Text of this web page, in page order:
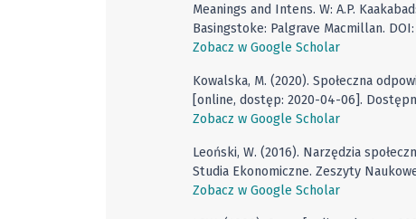
Meanings and Intens. W: A.P.
Basingstoke: Palgrave Macmillan.
Zobacz w Google Scholar
Kowalska, M. (2020). Społeczna
[online, dostęp: 2020-04-06].
Zobacz w Google Scholar
Leoński, W. (2016). Narzędzia
Studia Ekonomiczne. Zeszyty
Zobacz w Google Scholar